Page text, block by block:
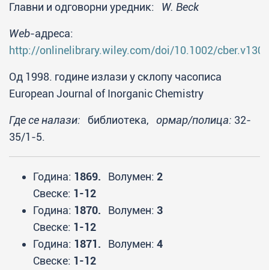
Главни и одговорни уредник: W. Beck
Web-адреса:
http://onlinelibrary.wiley.com/doi/10.1002/
Од 1998. године излази у склопу часописа
European Journal of Inorganic Chemistry
Где се налази: библиотека, ормар/полица: 32-
35/1-5.
Година: 1869. Волумен: 2
Свеске: 1-12
Година: 1870. Волумен: 3
Свеске: 1-12
Година: 1871. Волумен: 4
Свеске: 1-12